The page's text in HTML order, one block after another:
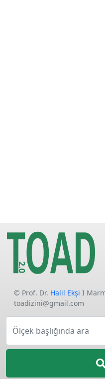
© Prof. Dr. Halil Ekşi I
toadizini@gmail.com
Ölçek başlığında ara